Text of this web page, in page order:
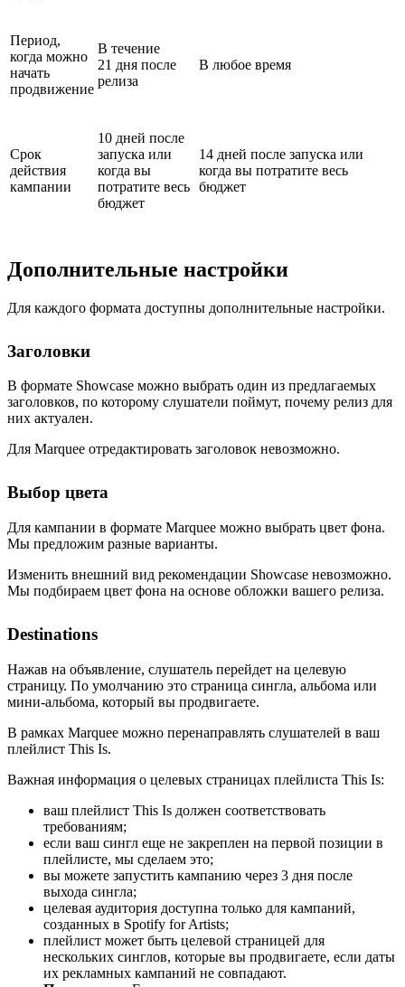
Период,
когда можно
начать
продвижение
В течение
21 дня после
релиза
В любое время
Срок
действия
кампании
10 дней после
запуска или
когда вы
потратите весь
бюджет
14 дней после запуска или
когда вы потратите весь
бюджет
Дополнительные настройки
Для каждого формата доступны дополнительные настройки.
Заголовки
В формате Showcase можно выбрать один из предлагаемых
заголовков, по которому слушатели поймут, почему релиз для
них актуален.
Для Marquee отредактировать заголовок невозможно.
Выбор цвета
Для кампании в формате Marquee можно выбрать цвет фона.
Мы предложим разные варианты.
Изменить внешний вид рекомендации Showcase невозможно.
Мы подбираем цвет фона на основе обложки вашего релиза.
Destinations
Нажав на объявление, слушатель перейдет на целевую
страницу. По умолчанию это страница сингла, альбома или
мини-альбома, который вы продвигаете.
В рамках Marquee можно перенаправлять слушателей в ваш
плейлист This Is.
Важная информация о целевых страницах плейлиста This Is:
ваш плейлист This Is должен соответствовать
требованиям;
если ваш сингл еще не закреплен на первой позиции в
плейлисте, мы сделаем это;
вы можете запустить кампанию через 3 дня после
выхода сингла;
целевая аудитория доступна только для кампаний,
созданных в Spotify for Artists;
плейлист может быть целевой страницей для
нескольких синглов, которые вы продвигаете, если даты
их рекламных кампаний не совпадают.